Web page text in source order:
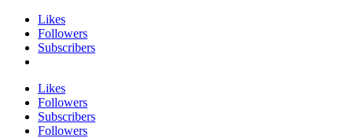
Likes
Followers
Subscribers
Likes
Followers
Subscribers
Followers